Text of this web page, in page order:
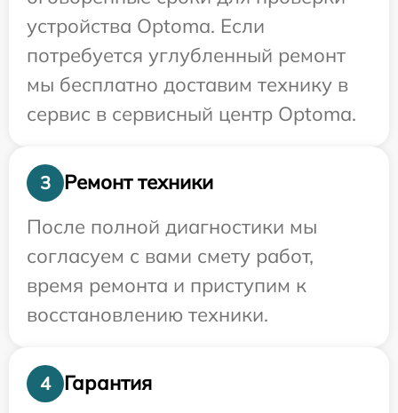
устройства Optoma. Если
потребуется углубленный ремонт
мы бесплатно доставим технику в
сервис в сервисный центр Optoma.
3
Ремонт техники
После полной диагностики мы
согласуем с вами смету работ,
время ремонта и приступим к
восстановлению техники.
4
Гарантия